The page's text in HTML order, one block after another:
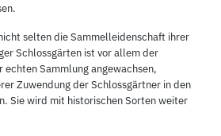
selten die Sammelleidenschaft ihrer
Schlossgärten ist vor allem der
echten Sammlung angewachsen,
Zuwendung der Schlossgärtner in den
Sie wird mit historischen Sorten weiter